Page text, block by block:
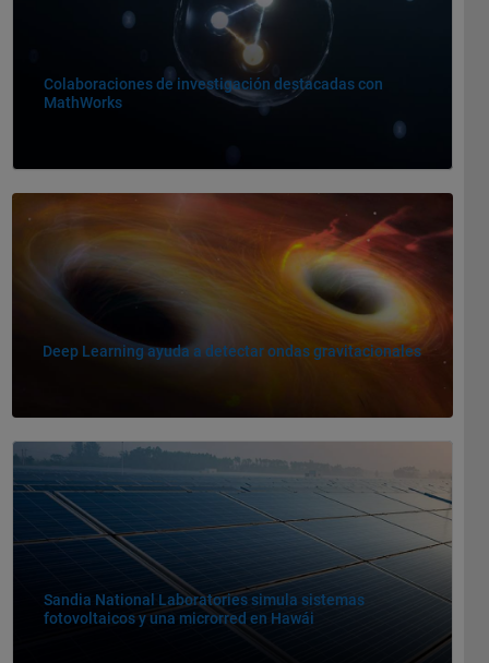
Colaboraciones de investigación destacadas con
MathWorks
Navegación de panel
Deep Learning ayuda a detectar ondas gravitacionales
Navegación de panel
Sandia National Laboratories simula sistemas
fotovoltaicos y una microrred en Hawái